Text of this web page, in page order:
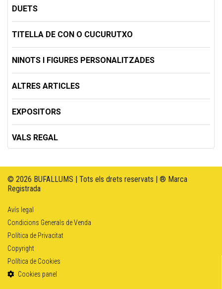
DUETS
TITELLA DE CON O CUCURUTXO
NINOTS I FIGURES PERSONALITZADES
ALTRES ARTICLES
EXPOSITORS
VALS REGAL
© 2026 BUFALLUMS | Tots els drets reservats | ® Marca
Registrada
Avís legal
Condicions Generals de Venda
Política de Privacitat
Copyright
Política de Cookies
Cookies panel